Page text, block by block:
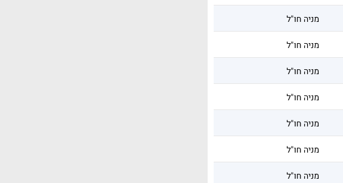
מניה חו"ל
מניה חו"ל
מניה חו"ל
מניה חו"ל
מניה חו"ל
מניה חו"ל
מניה חו"ל